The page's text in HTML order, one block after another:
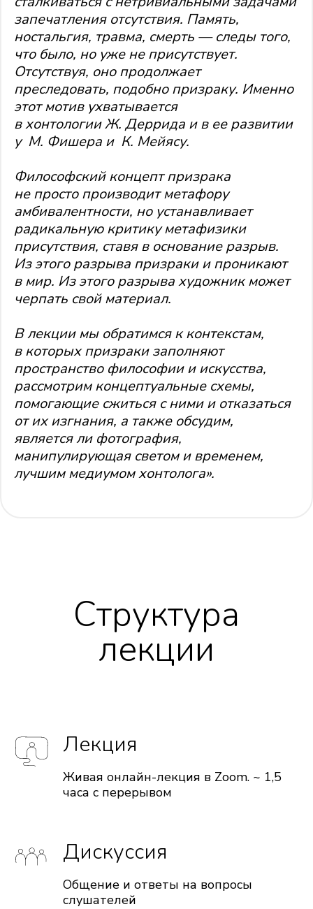
запечатления отсутствия. Память,
ностальгия, травма, смерть — следы того,
что было, но уже не присутствует.
Отсутствуя, оно продолжает
преследовать, подобно призраку. Именно
этот мотив ухватывается
в хонтологии Ж. Деррида и в ее развитии
у М. Фишера и К. Мейясу.
Философский концепт призрака
не просто производит метафору
амбивалентности, но устанавливает
радикальную критику метафизики
присутствия, ставя в основание разрыв.
Из этого разрыва призраки и проникают
в мир. Из этого разрыва художник может
черпать свой материал.
В лекции мы обратимся к контекстам,
в которых призраки заполняют
пространство философии и искусства,
рассмотрим концептуальные схемы,
помогающие сжиться с ними и отказаться
от их изгнания, а также обсудим,
является ли фотография,
манипулирующая светом и временем,
лучшим медиумом хонтолога».
Структура
лекции
Лекция
Живая онлайн-лекция в Zoom. ~ 1,5
часа с перерывом
Дискуссия
Общение и ответы на вопросы
слушателей
Подробнее
Ридинг-группы
по философии